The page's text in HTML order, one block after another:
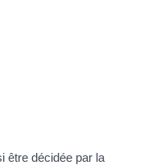
être décidée par la